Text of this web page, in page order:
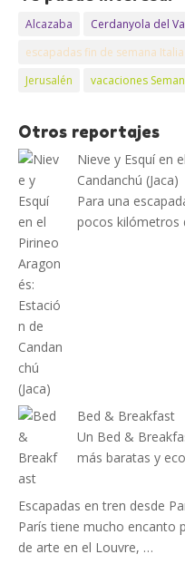
Alcazaba Cerdanyola del
escapadas fin de semana Italia
Jerusalén
vacaciones
Otros reportajes
Nieve y Esquí en
Candanchú (Jaca)
Para una
pocos kilómetros
Bed & Breakfast
Un Bed &
más baratas y
Escapadas en tren desde
París tiene mucho encanto
de arte en el Louvre, …